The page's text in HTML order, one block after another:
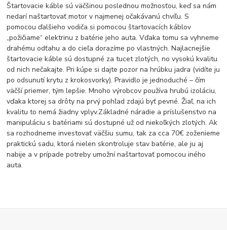
Štartovacie káble sú väčšinou poslednou možnosťou, keď sa nám
nedarí naštartovať motor v najmenej očakávanú chvíľu. S
pomocou ďalšieho vodiča si pomocou štartovacích káblov
„požičiame“ elektrinu z batérie jeho auta. Vďaka tomu sa vyhneme
drahému odťahu a do cieľa dorazíme po vlastných. Najlacnejšie
štartovacie káble sú dostupné za tucet zlotých, no vysokú kvalitu
od nich nečakajte. Pri kúpe si dajte pozor na hrúbku jadra (vidíte ju
po odsunutí krytu z krokosvorky). Pravidlo je jednoduché – čím
väčší priemer, tým lepšie. Mnoho výrobcov používa hrubú izoláciu,
vďaka ktorej sa drôty na prvý pohľad zdajú byť pevné. Žiaľ, na ich
kvalitu to nemá žiadny vplyv.Základné náradie a príslušenstvo na
manipuláciu s batériami sú dostupné už od niekoľkých zlotých. Ak
sa rozhodneme investovať väčšiu sumu, tak za cca 70€ zoženieme
praktickú sadu, ktorá nielen skontroluje stav batérie, ale ju aj
nabije a v prípade potreby umožní naštartovať pomocou iného
auta.